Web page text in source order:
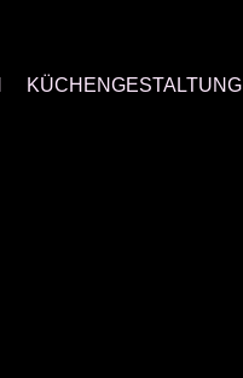
KÜCHENGESTALTUNG